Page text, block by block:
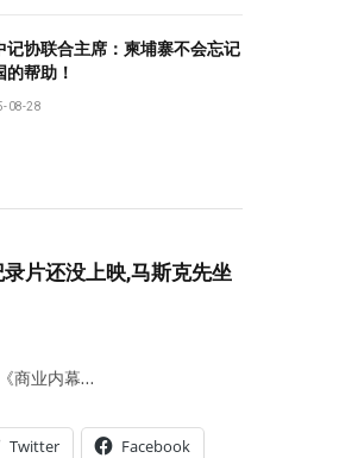
记协联合主席：柬埔寨不会忘记
的帮助！
08-28
片还没上映,马斯克先坐
商业内幕…
Twitter Facebook